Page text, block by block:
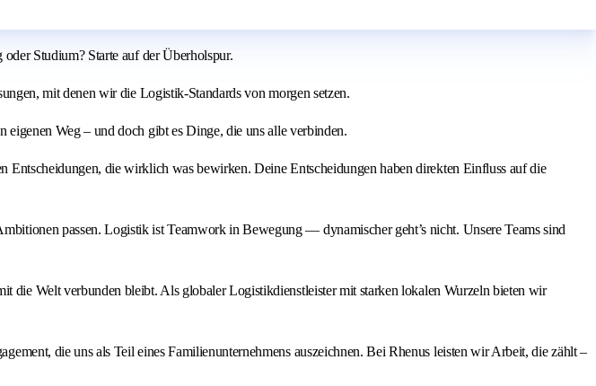
Studium? Starte auf der Überholspur.
mit denen wir die Logistik-Standards von morgen setzen.
Weg – und doch gibt es Dinge, die uns alle verbinden.
die wirklich was bewirken. Deine Entscheidungen haben direkten Einfluss auf die
passen. Logistik ist Teamwork in Bewegung — dynamischer geht’s nicht. Unsere Teams sind
die Welt verbunden bleibt. Als globaler Logistikdienstleister mit starken lokalen Wurzeln bieten wir
die uns als Teil eines Familienunternehmens auszeichnen. Bei Rhenus leisten wir Arbeit, die zählt –